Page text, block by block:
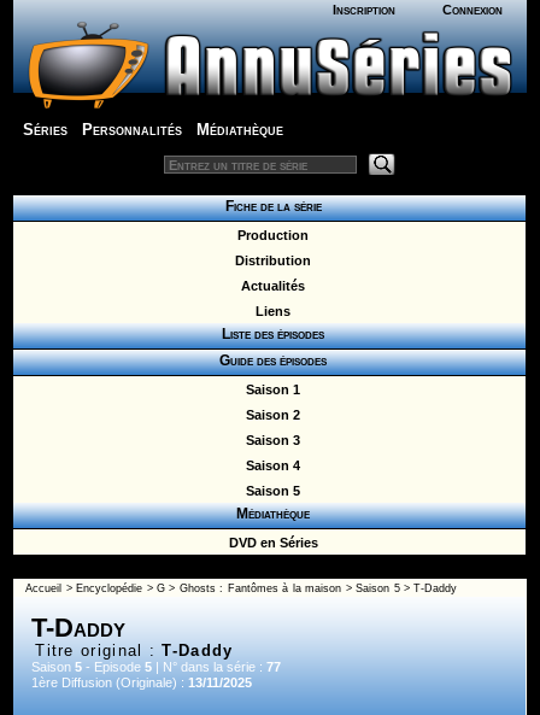
Inscription Connexion
Séries Personnalités Médiathèque
Fiche de la série
Production
Distribution
Actualités
Liens
Liste des épisodes
Guide des épisodes
Saison 1
Saison 2
Saison 3
Saison 4
Saison 5
Médiathèque
DVD en Séries
Accueil > Encyclopédie >G > Ghosts : Fantômes à la maison >Saison 5> T-Daddy
T-Daddy
Titre original :T-Daddy
Saison5 - Episode5 | N° dans la série :77
1ère Diffusion (Originale) :13/11/2025